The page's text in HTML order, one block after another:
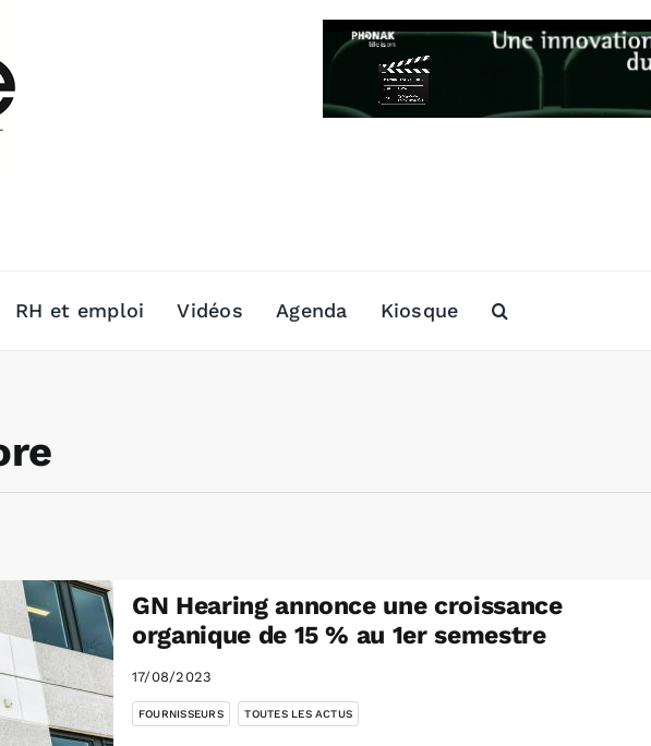
RH et emploi Vidéos Agenda Kiosque
GN Hearing annonce une croissance
organique de 15 % au 1er semestre
17/08/2023
FOURNISSEURS TOUTES LES ACTUS